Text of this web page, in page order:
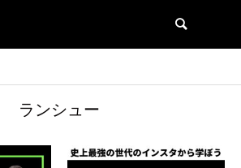
ランシュー